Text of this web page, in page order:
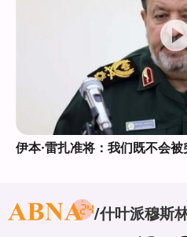
伊本·雷扎准将：我们既不会
什叶派穆斯